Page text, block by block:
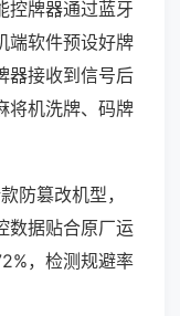
控牌器通过蓝牙
端软件预设好牌
器接收到信号后
将机洗牌、码牌
防篡改机型，
数据贴合原厂运
，检测规避率